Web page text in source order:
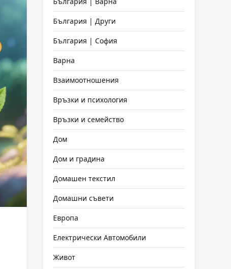
България | Други
България | София
Варна
Взаимоотношения
Връзки и психология
Връзки и семейство
Дом
Дом и градина
Домашен текстил
Домашни съвети
Европа
Електрически Автомобили
Живот